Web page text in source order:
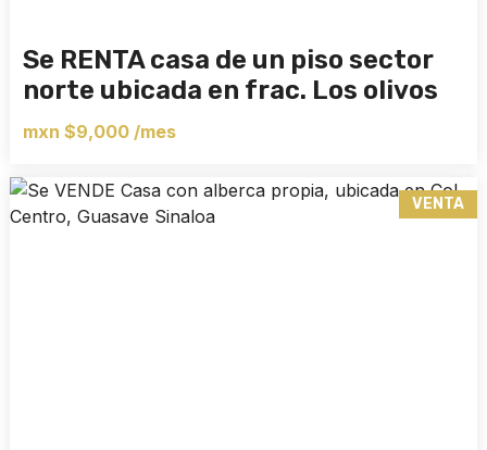
Se RENTA casa de un piso sector
norte ubicada en frac. Los olivos
mxn $9,000 /mes
VENTA